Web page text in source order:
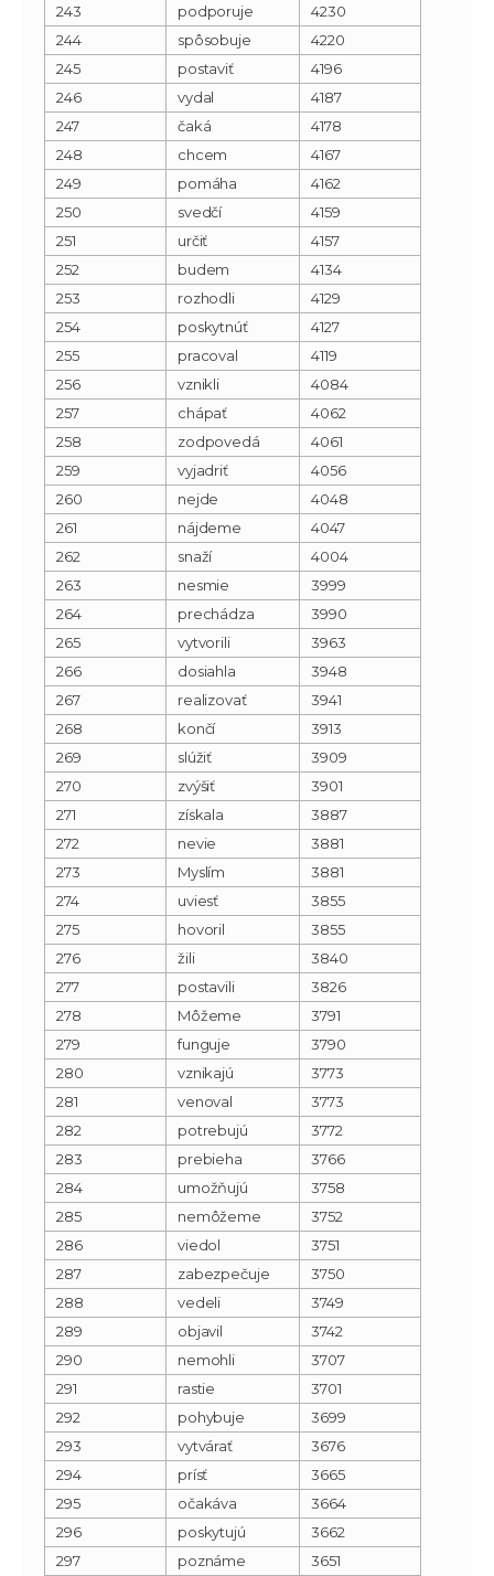
243
podporuje
4230
244
spôsobuje
4220
245
postaviť
4196
246
vydal
4187
247
čaká
4178
248
chcem
4167
249
pomáha
4162
250
svedčí
4159
251
určiť
4157
252
budem
4134
253
rozhodli
4129
254
poskytnúť
4127
255
pracoval
4119
256
vznikli
4084
257
chápať
4062
258
zodpovedá
4061
259
vyjadriť
4056
260
nejde
4048
261
nájdeme
4047
262
snaží
4004
263
nesmie
3999
264
prechádza
3990
265
vytvorili
3963
266
dosiahla
3948
267
realizovať
3941
268
končí
3913
269
slúžiť
3909
270
zvýšiť
3901
271
získala
3887
272
nevie
3881
273
Myslím
3881
274
uviesť
3855
275
hovoril
3855
276
žili
3840
277
postavili
3826
278
Môžeme
3791
279
funguje
3790
280
vznikajú
3773
281
venoval
3773
282
potrebujú
3772
283
prebieha
3766
284
umožňujú
3758
285
nemôžeme
3752
286
viedol
3751
287
zabezpečuje
3750
288
vedeli
3749
289
objavil
3742
290
nemohli
3707
291
rastie
3701
292
pohybuje
3699
293
vytvárať
3676
294
prísť
3665
295
očakáva
3664
296
poskytujú
3662
297
poznáme 3651